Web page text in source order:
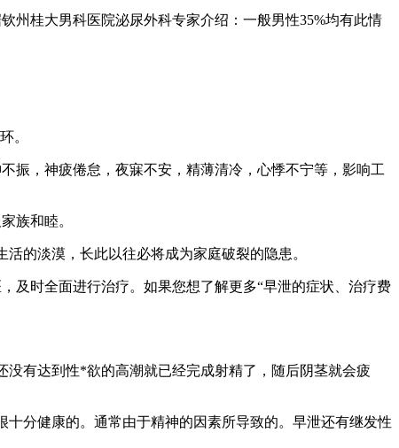
桂大男科医院泌尿外科专家介绍：一般男性35%均有此情
。
振，神疲倦怠，夜寐不安，精薄清冷，心悸不宁等，影响工
族和睦。
的淡漠，长此以往必将成为家庭破裂的隐患。
时全面进行治疗。如果您想了解更多“早泄的症状、治疗费
有达到性*欲的高潮就已经完成射精了，随后阴茎就会疲
分健康的。通常由于精神的因素所导致的。早泄还有继发性